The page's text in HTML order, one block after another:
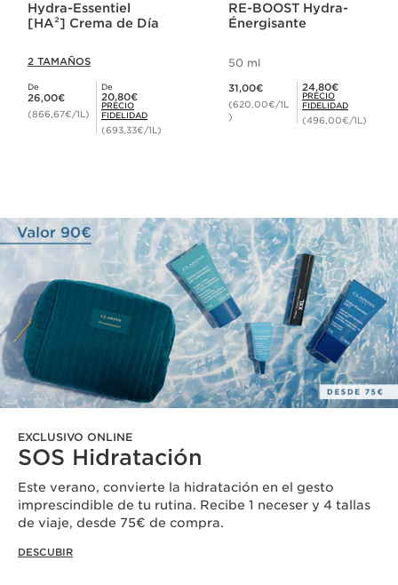
Hydra-Essentiel
[HA²] Crema de Día
2 TAMAÑOS
De
Precio actual 26,00€
26,00€
(866,67€/1L)
De
Precio Fidelidad 20,80€
20,80€
PRECIO
FIDELIDAD
(693,33€/1L)
RE-BOOST Hydra-
Énergisante
50 ml
31,00€
(620,00€/1L
)
Precio Fidelidad 24,80€
24,80€
PRECIO
FIDELIDAD
(496,00€/1L)
EXCLUSIVO ONLINE
SOS Hidratación
Este verano, convierte la hidratación en el gesto
imprescindible de tu rutina. Recibe 1 neceser y 4 tallas
de viaje, desde 75€ de compra.
DESCUBIR